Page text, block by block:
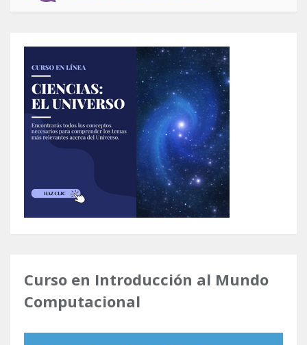
Curso en Introducción al Mundo
Computacional